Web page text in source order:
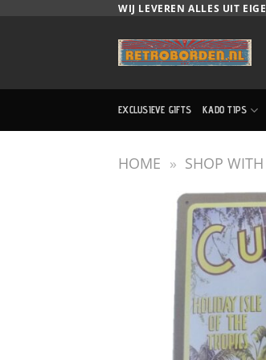
WIJ LEVEREN ALLES UIT
EXCLUSIEVE GIFTS KADO TIPS
HOME » SHOP